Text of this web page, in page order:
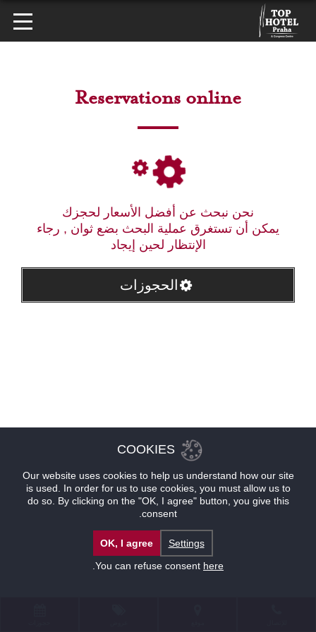
Reservations online
نحن نبحث عن أفضل الأسعار لحجزك
يمكن أن تستغرق عملية البحث بضع ثوان , رجاء
الإنتظار لحين إيجاد
الحجوزات
COOKIES
Our website uses cookies to help us understand how our site
is used. In order for us to use cookies, you must allow us to
do so. By clicking on the "OK, I agree" button, you give this
consent.
Settings
OK, I agree
You can refuse consent here
.